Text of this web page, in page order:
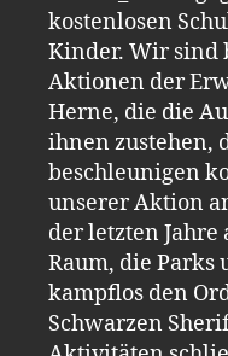
kostenlosen
Kinder. Wir sind
Aktionen der
Herne, die die
ihnen zustehen,
beschleunigen
unserer Aktion
der letzten
Raum, die
kampflos den
Schwarzen